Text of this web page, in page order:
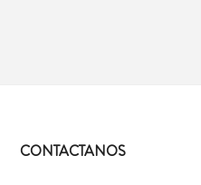
CONTACTANOS